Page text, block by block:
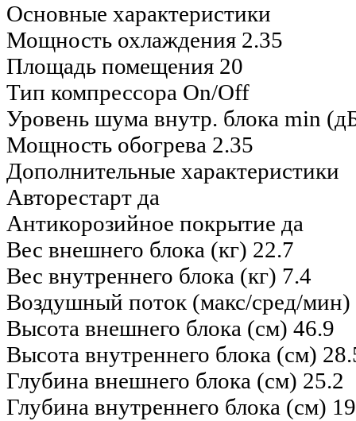
Основные характеристики
Мощность охлаждения 2.35
Площадь помещения 20
Тип компрессора On/Off
Уровень шума внутр. блока min
Мощность обогрева 2.35
Дополнительные характеристики
Авторестарт да
Антикорозийное покрытие да
Вес внешнего блока (кг) 22.7
Вес внутреннего блока (кг) 7.4
Воздушный поток (макс/сред/мин)
Высота внешнего блока (см) 46.9
Высота внутреннего блока (см)
Глубина внешнего блока (см) 25.2
Глубина внутреннего блока (см)